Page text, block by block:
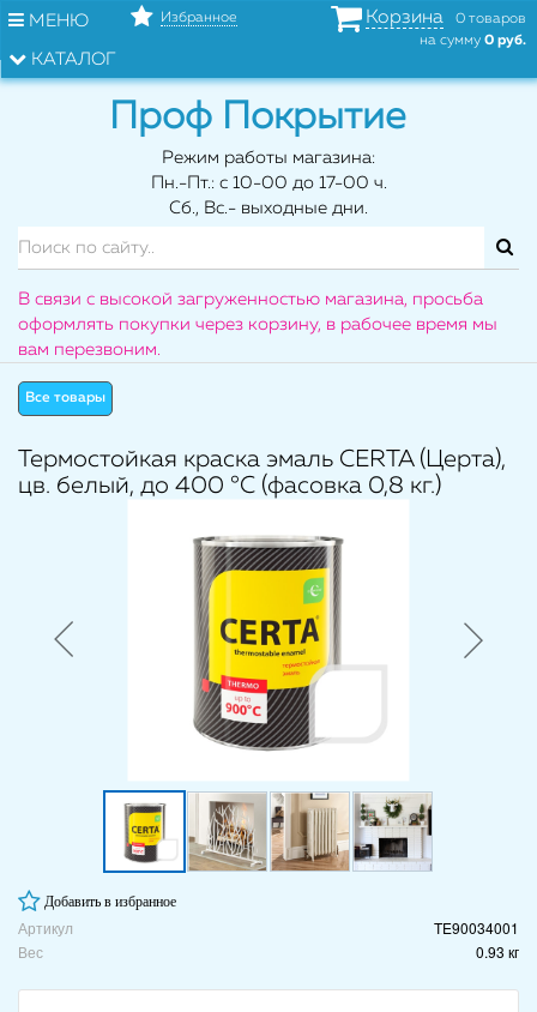
МЕНЮ
КАТАЛОГ
Избранное Корзина
0 товаров
на сумму 0 руб.
Проф Покрытие
Режим работы магазина:
Пн.-Пт.: с 10-00 до 17-00 ч.
Сб., Вс.- выходные дни.
В связи с высокой загруженностью магазина, просьба
оформлять покупки через корзину, в рабочее время мы
вам перезвоним.
Все товары
Термостойкая краска эмаль CERTA (Церта),
цв. белый, до 400 °C (фасовка 0,8 кг.)
Добавить в избранное
Артикул
TE90034001
Вес
0.93 кг